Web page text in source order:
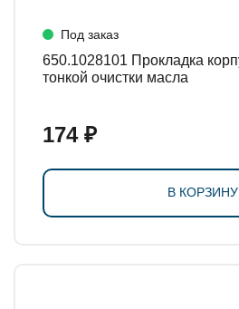
Под заказ
650.1028101 Прокладка корпуса фильтра
тонкой очистки масла
174 ₽
В КОРЗИНУ